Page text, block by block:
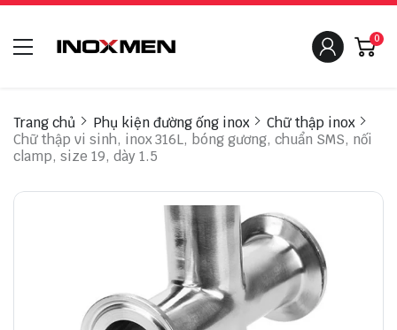
0
Trang chủ Phụ kiện đường ống inox
Chữ thập inox
Chữ thập vi sinh, inox 316L, bóng gương, chuẩn SMS, nối
clamp, size 19, dày 1.5